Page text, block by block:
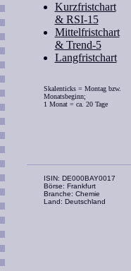
Kurzfristchart
& RSI-15
Mittelfristchart
& Trend-5
Langfristchart
Skalenticks = Montag bzw.
Monatsbeginn;
1 Monat = ca. 20 Tage
ISIN: DE000BAY0017
Börse: Frankfurt
Branche: Chemie
Land: Deutschland